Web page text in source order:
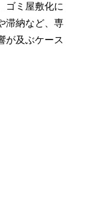
ゴミ屋敷化に
滞納など、専
が及ぶケース